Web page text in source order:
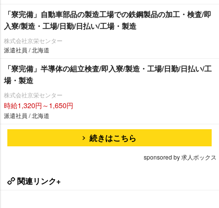
「寮完備」自動車部品の製造工場での鉄鋼製品の加工・検査/即
入寮/製造・工場/日勤/日払い/工場・製造
株式会社京栄センター
派遣社員 / 北海道
「寮完備」半導体の組立検査/即入寮/製造・工場/日勤/日払い/工
場・製造
株式会社京栄センター
時給1,320円～1,650円
派遣社員 / 北海道
続きはこちら
sponsored by 求人ボックス
関連リンク+